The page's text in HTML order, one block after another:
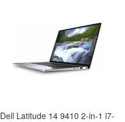
Dell Latitude 14 9410 2-in-1 i7-